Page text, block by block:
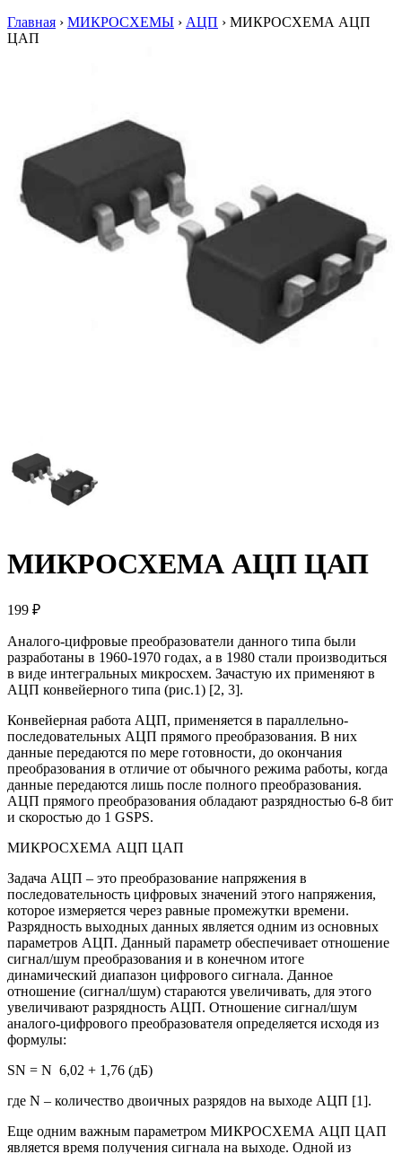
Главная › МИКРОСХЕМЫ › АЦП › МИКРОСХЕМА АЦП
ЦАП
МИКРОСХЕМА АЦП ЦАП
199 ₽
Аналого-цифровые преобразователи данного типа были
разработаны в 1960-1970 годах, а в 1980 стали производиться
в виде интегральных микросхем. Зачастую их применяют в
АЦП конвейерного типа (рис.1) [2, 3].
Конвейерная работа АЦП, применяется в параллельно-
последовательных АЦП прямого преобразования. В них
данные передаются по мере готовности, до окончания
преобразования в отличие от обычного режима работы, когда
данные передаются лишь после полного преобразования.
АЦП прямого преобразования обладают разрядностью 6-8 бит
и скоростью до 1 GSPS.
МИКРОСХЕМА АЦП ЦАП
Задача АЦП – это преобразование напряжения в
последовательность цифровых значений этого напряжения,
которое измеряется через равные промежутки времени.
Разрядность выходных данных является одним из основных
параметров АЦП. Данный параметр обеспечивает отношение
сигнал/шум преобразования и в конечном итоге
динамический диапазон цифрового сигнала. Данное
отношение (сигнал/шум) стараются увеличивать, для этого
увеличивают разрядность АЦП. Отношение сигнал/шум
аналого-цифрового преобразователя определяется исходя из
формулы:
SN = N 6,02 + 1,76 (дБ)
где N – количество двоичных разрядов на выходе АЦП [1].
Еще одним важным параметром МИКРОСХЕМА АЦП ЦАП
является время получения сигнала на выходе. Одной из